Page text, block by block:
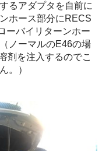
るアダプタを自前に
ホース部分にRECS
ーバイリターンホー
ノーマルのE46の場
剤を注入するのでこ
。）